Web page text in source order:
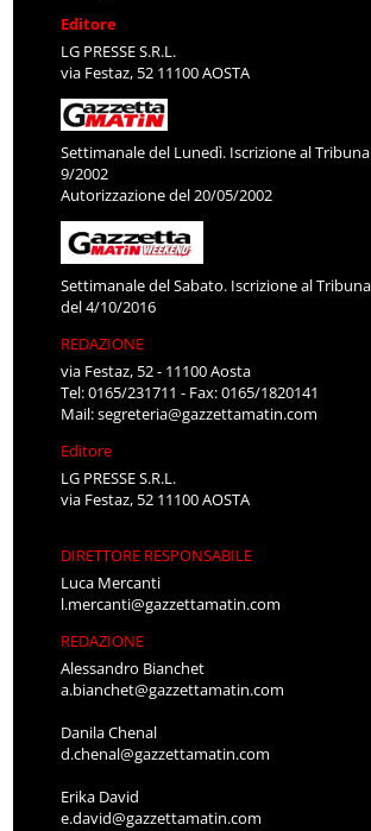
Editore
LG PRESSE S.R.L.
via Festaz, 52 11100 AOSTA
Settimanale del Lunedì. Iscrizione al
9/2002
Autorizzazione del 20/05/2002
Settimanale del Sabato. Iscrizione al
del 4/10/2016
REDAZIONE
via Festaz, 52 - 11100 Aosta
Tel: 0165/231711 - Fax: 0165/1820141
Mail:segreteria@gazzettamatin.com
Editore
LG PRESSE S.R.L.
via Festaz, 52 11100 AOSTA
DIRETTORE RESPONSABILE
Luca Mercanti
l.mercanti@gazzettamatin.com
REDAZIONE
Alessandro Bianchet
a.bianchet@gazzettamatin.com
Danila Chenal
d.chenal@gazzettamatin.com
Erika David
e.david@gazzettamatin.com